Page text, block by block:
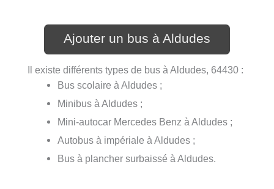
Ajouter un bus à Aldudes
Il existe différents types de bus à Aldudes, 64430 :
Bus scolaire à Aldudes ;
Minibus à Aldudes ;
Mini-autocar Mercedes Benz à Aldudes ;
Autobus à impériale à Aldudes ;
Bus à plancher surbaissé à Aldudes.